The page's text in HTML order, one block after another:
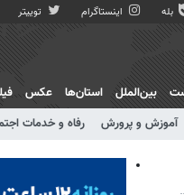
بله اینستاگرام توییتر
آموزش و پرورش رفاه و خدمات
بین‌الملل استان‌ها عکس